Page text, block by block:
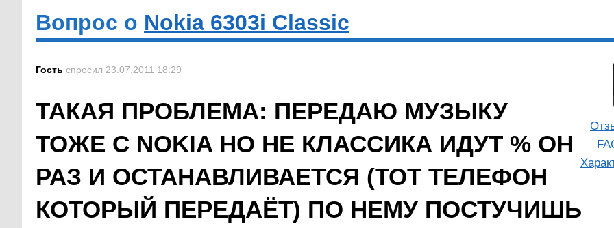
Вопрос о Nokia 6303i Classic
Гость спросил 23.07.2011 18:29
ТАКАЯ ПРОБЛЕМА: ПЕРЕДАЮ МУЗЫКУ
ТОЖЕ С NOKIA НО НЕ КЛАССИКА ИДУТ % ОН
РАЗ И ОСТАНАВЛИВАЕТСЯ (ТОТ ТЕЛЕФОН
КОТОРЫЙ ПЕРЕДАЁТ) ПО НЕМУ ПОСТУЧИШЬ